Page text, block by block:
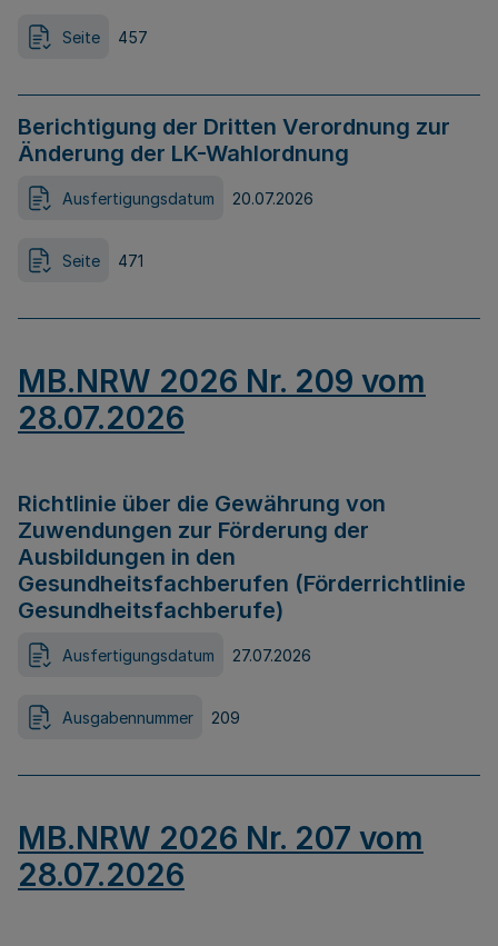
Seite 457
Berichtigung der Dritten Verordnung zur
Änderung der LK-Wahlordnung
Ausfertigungsdatum 20.07.2026
Seite 471
MB.NRW 2026 Nr. 209 vom
28.07.2026
Richtlinie über die Gewährung von
Zuwendungen zur Förderung der
Ausbildungen in den
Gesundheitsfachberufen (Förderrichtlinie
Gesundheitsfachberufe)
Ausfertigungsdatum 27.07.2026
Ausgabennummer 209
MB.NRW 2026 Nr. 207 vom
28.07.2026